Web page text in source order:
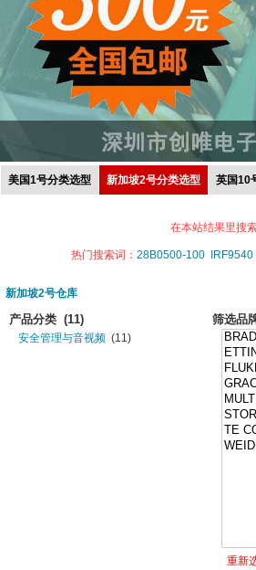
美国1号分类选型 新加坡2号分类选型 英国10
在本站结果里搜索
热门搜索词： 28B0500-100 IRF9540
新加坡2号仓库
产品分类 (11)
安全管理与音视频 (11)
筛选品
重新